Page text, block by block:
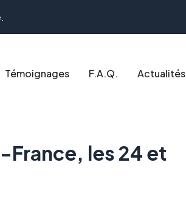
Témoignages F.A.Q. Actualités
France, les 24 et